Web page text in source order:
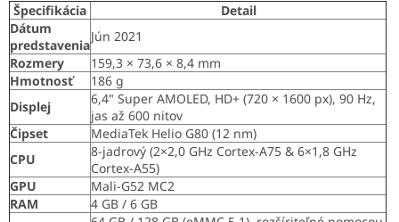
Špecifikácia
Detail
Dátum
predstavenia
Jún 2021
Rozmery
159,3 × 73,6 × 8,4 mm
Hmotnosť
186 g
Displej
6,4" Super AMOLED, HD+ (720 × 1600 px), 90 Hz,
jas až 600 nitov
Čipset
MediaTek Helio G80 (12 nm)
CPU
8-jadrový (2×2,0 GHz Cortex-A75 & 6×1,8 GHz
Cortex-A55)
GPU
Mali-G52 MC2
RAM
4 GB / 6 GB